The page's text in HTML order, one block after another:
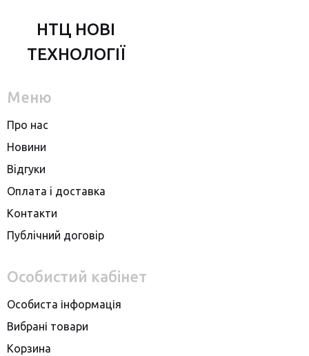
НТЦ НОВІ
ТЕХНОЛОГІЇ
Меню
Про нас
Новини
Вiдгуки
Оплата i доставка
Контакти
Публiчний договiр
Особистий кабінет
Особиста інформація
Вибрані товари
Корзина